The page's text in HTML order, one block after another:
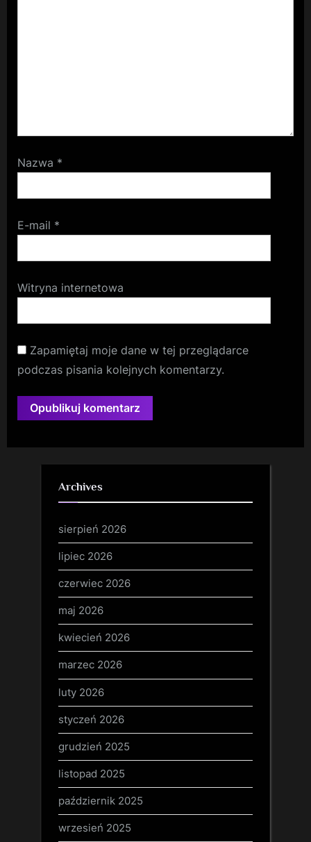
Nazwa *
E-mail *
Witryna internetowa
Zapamiętaj moje dane w tej przeglądarce
podczas pisania kolejnych komentarzy.
Archives
sierpień 2026
lipiec 2026
czerwiec 2026
maj 2026
kwiecień 2026
marzec 2026
luty 2026
styczeń 2026
grudzień 2025
listopad 2025
październik 2025
wrzesień 2025